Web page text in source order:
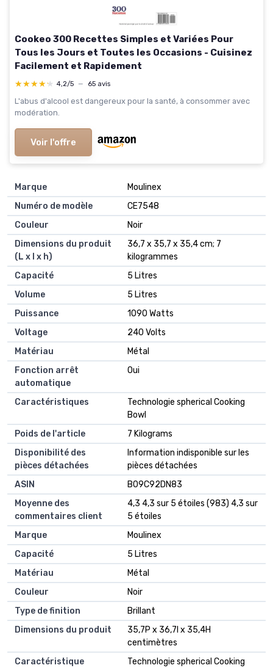
Cookeo 300 Recettes Simples et Variées Pour
Tous les Jours et Toutes les Occasions - Cuisinez
Facilement et Rapidement
★★★★★
★★★★★ 4,2/5 — 65 avis
L'abus d'alcool est dangereux pour la santé, à consommer avec
modération.
Voir l'offre
Marque
‎Moulinex
Numéro de modèle
‎CE7548
Couleur
‎Noir
Dimensions du produit
(L x l x h)
‎36,7 x 35,7 x 35,4 cm; 7
kilogrammes
Capacité
‎5 Litres
Volume
‎5 Litres
Puissance
‎1090 Watts
Voltage
‎240 Volts
Matériau
‎Métal
Fonction arrêt
automatique
‎Oui
Caractéristiques
‎Technologie spherical Cooking
Bowl
Poids de l'article
‎7 Kilograms
Disponibilité des
pièces détachées
‎Information indisponible sur les
pièces détachées
ASIN
B09C92DN83
Moyenne des
commentaires client
4,3 4,3 sur 5 étoiles (983) 4,3 sur
5 étoiles
Marque
Moulinex
Capacité
5 Litres
Matériau
Métal
Couleur
Noir
Type de finition
Brillant
Dimensions du produit
35,7P x 36,7l x 35,4H
centimètres
Caractéristique
Technologie spherical Cooking